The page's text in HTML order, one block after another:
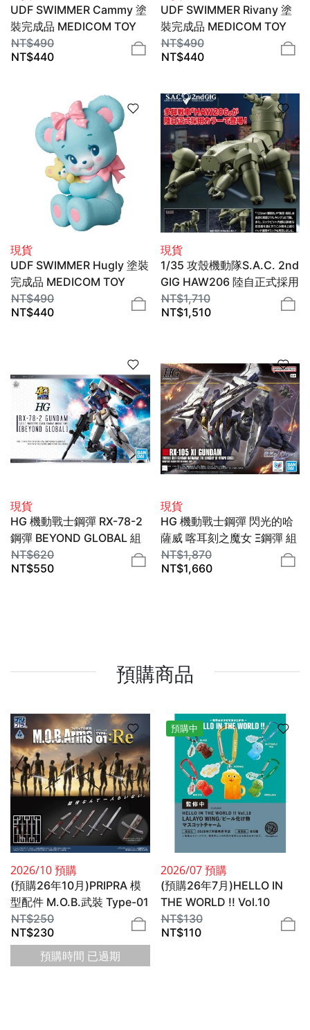
UDF SWIMMER Cammy 塗
裝完成品 MEDICOM TOY
NT$490
NT$440
UDF SWIMMER Rivany 塗
裝完成品 MEDICOM TOY
NT$490
NT$440
現貨
UDF SWIMMER Hugly 塗裝
完成品 MEDICOM TOY
NT$490
NT$440
現貨
1/35 攻殼機動隊S.A.C. 2nd
GIG HAW206 陸自正式採用
ver. KP841 組裝模型
KOTOBUKIYA
NT$1,710
NT$1,510
現貨
HG 機動戰士鋼彈 RX-78-2
鋼彈 BEYOND GLOBAL 組
裝模型 1/144 BANDAI
SPIRITS
NT$620
NT$550
現貨
HG 機動戰士鋼彈 閃光的哈
薩威 喀耳刻之魔女 Ξ鋼彈 組
裝模型 1/144 BANDAI
SPIRITS
NT$1,870
NT$1,660
預購商品
2026/10 預購
(預購26年10月)PRIPRA 模
型配件 M.O.B.武裝 Type-01
:Re 組裝模型 DIG
NT$250
NT$230
預購時間 已過期
預購中
2026/07 預購
(預購26年7月)HELLO IN
THE WORLD !! Vol.10
LALAYO WING／啤酒怪物
造型吊飾 盒玩 全5種
NT$130
NT$110